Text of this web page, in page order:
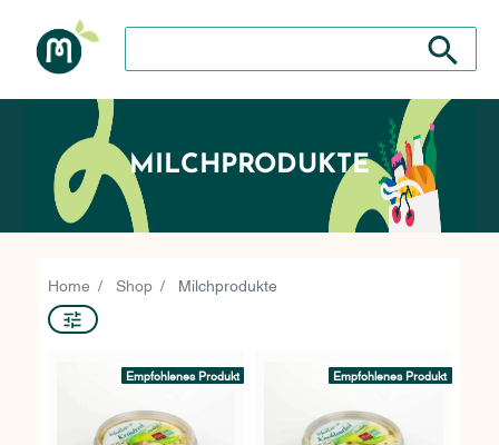
Suche nach: Zum Beispiel Wein, Fleisch, Keramik,
Suche
MILCHPRODUKTE
Home Shop Milchprodukte
Empfohlenes Produkt Empfohlenes Produkt